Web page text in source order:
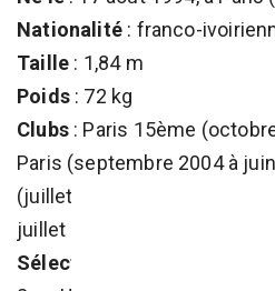
Nationalité: franco-
Taille : 1,84 m
Poids: 72 kg
Clubs: Paris 15ème
Paris (septembre 2004 à
(juillet 2006 à juin 2008),
juillet 2008).
Sélections, équipe de